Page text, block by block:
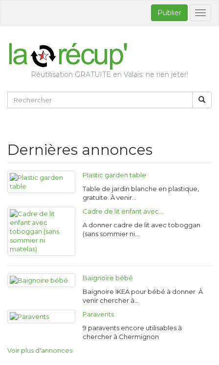
Publier
Réutilisation GRATUITE en Valais: ne rien jeter!
Dernières annonces
Plastic garden table
Table de jardin blanche en plastique,
gratuite. À venir…
Cadre de lit enfant avec…
A donner cadre de lit avec toboggan
(sans sommier ni…
Baignoire bébé
Baignoire IKEA pour bébé à donner À
venir chercher à…
Paravents
9 paravents encore utilisables à
chercher à Chermignon
Voir plus d'annonces